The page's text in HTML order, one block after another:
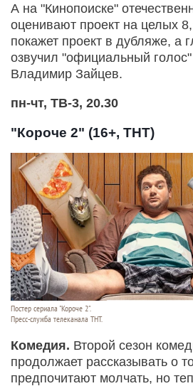
А на "Кинопоиске"
оценивают проект на целых
покажет проект в дубляже, а
озвучил "официальный
Владимир Зайцев.
пн-чт, ТВ-3, 20.30
"Короче 2" (16+, ТНТ)
Постер сериала "Короче 2".
Пресс-служба телеканала ТНТ.
Комедия. Второй сезон
продолжает рассказывать о
предпочитают молчать, но